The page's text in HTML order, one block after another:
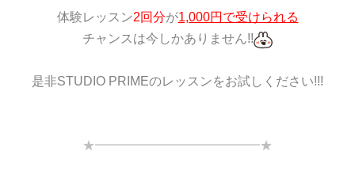
体験レッスン2回分が1,000円で受けられる
チャンスは今しかありません!!
是非STUDIO PRIMEのレッスンをお試しください!!!
★━━━━━━━━━━━━━★